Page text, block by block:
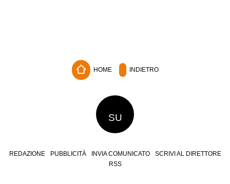
HOME INDIETRO
SU
REDAZIONE PUBBLICITÀ INVIA COMUNICATO
SCRIVI AL DIRETTORE
RSS